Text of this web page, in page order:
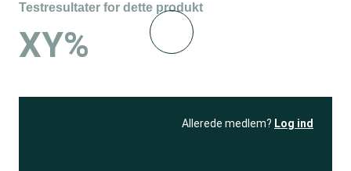
Testresultater for dette produkt
XY%
Allerede medlem? Log ind